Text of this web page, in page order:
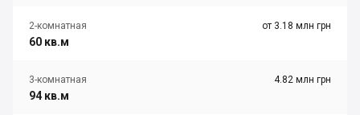
2-комнатная от 3.18 млн грн
60 кв.м
3-комнатная 4.82 млн грн
94 кв.м